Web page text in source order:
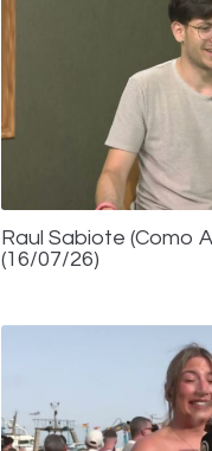
Raul Sabiote (Como
(16/07/26)